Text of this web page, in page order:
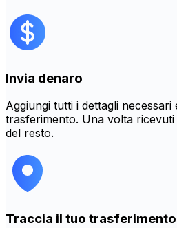
Invia denaro
Aggiungi tutti i dettagli necessari
trasferimento. Una volta
del resto.
Traccia il tuo trasferimento